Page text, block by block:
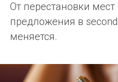
От перестановки мест
предложения в
меняется.